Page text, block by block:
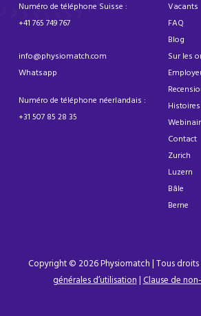
Numéro de téléphone Suisse :
+41 765 749 767
info@physiomatch.com
Whatsapp
Numéro de téléphone néerlandais :
+31 507 85 28 35
Vacants
FAQ
Blog
Sur les
Histoires
Contact
Zurich
Luzern
Bâle
Berne
Copyright © 2026 Physiomatch | Tous droits
générales d’utilisation | Clause de